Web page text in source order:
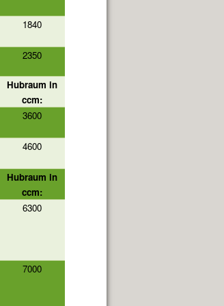
1840
2350
Hubraum in
ccm:
3600
4600
Hubraum in
ccm:
6300
7000